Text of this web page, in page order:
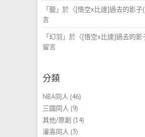
「龍」於〈[悟空x比達]過去的影子
言
「幻羽 」於〈[悟空x比達]過去的影
留言
分類
NBA同人 (46)
三國同人 (9)
其他/原創 (14)
灌高同人 (3)